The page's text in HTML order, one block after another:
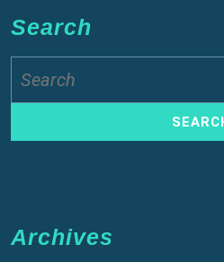
Search
for:
Archives